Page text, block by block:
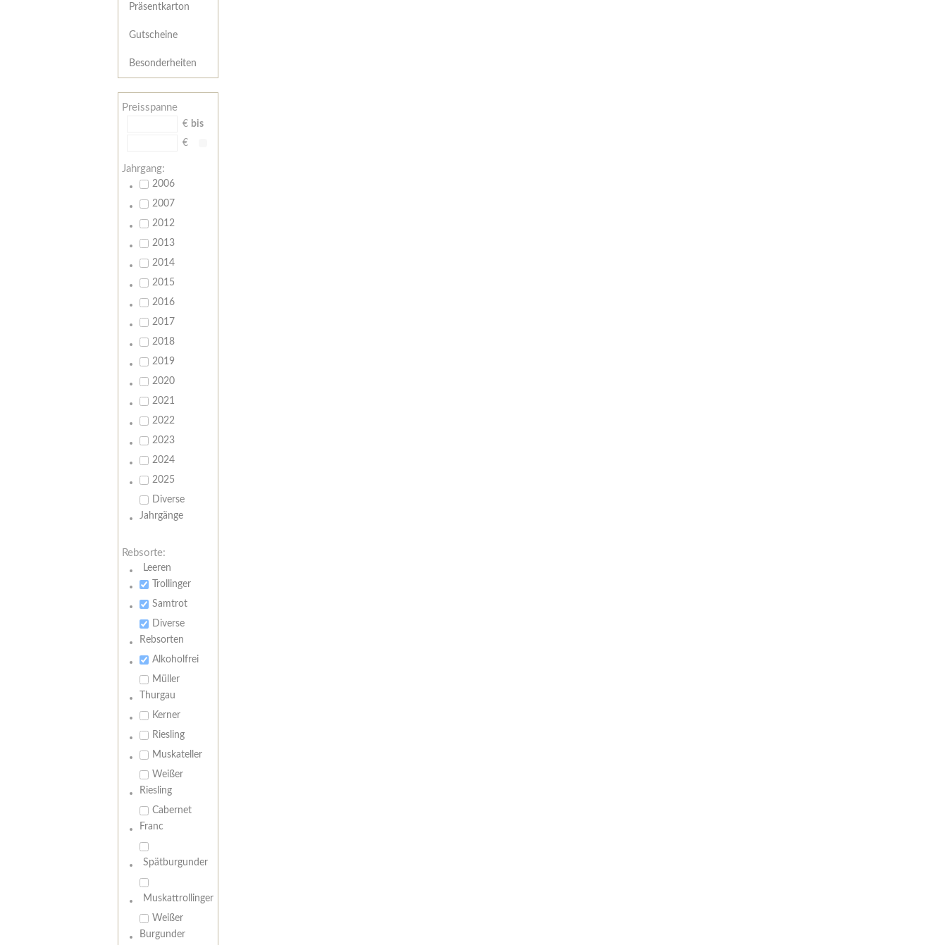
Präsentkarton
Gutscheine
Besonderheiten
Preisspanne
€ bis
€
Jahrgang:
2006
2007
2012
2013
2014
2015
2016
2017
2018
2019
2020
2021
2022
2023
2024
2025
Diverse
Jahrgänge
Rebsorte:
Leeren
Trollinger
Samtrot
Diverse
Rebsorten
Alkoholfrei
Müller
Thurgau
Kerner
Riesling
Muskateller
Weißer
Riesling
Cabernet
Franc
Spätburgunder
Muskattrollinger
Weißer
Burgunder